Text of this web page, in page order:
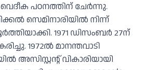
പഠനത്തിന് ചേര്‍ന്നു.
സെമിനാരിയില്‍ നിന്ന്
1971 ഡിസംബര്‍ 27ന്
1972ല്‍ മാനന്തവാടി
അസിസ്റ്റന്റ് വികാരിയായി